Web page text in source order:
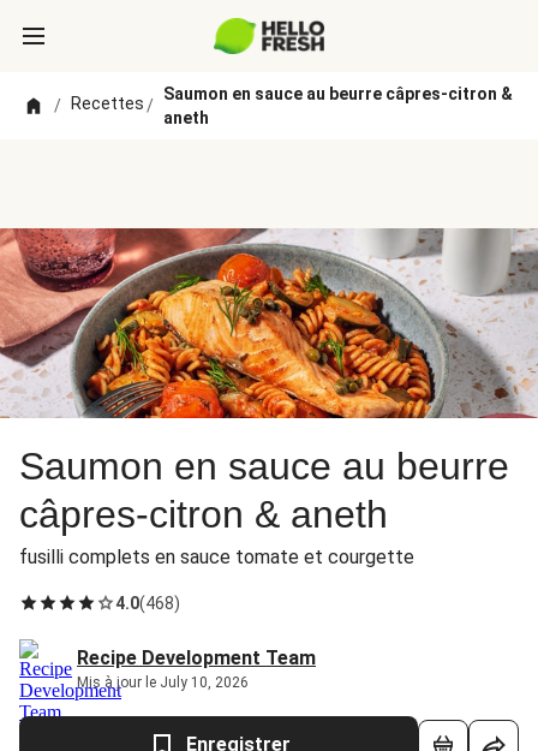
/ Recettes/
Saumon en sauce au beurre câpres-citron &
aneth
Saumon en sauce au beurre
câpres-citron & aneth
fusilli complets en sauce tomate et courgette
4.0(468)
Recipe Development Team
Mis à jour le July 10, 2026
Enregistrer